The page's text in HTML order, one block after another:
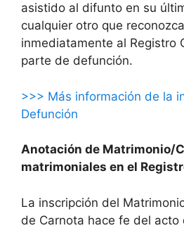
asistido al difunto en su
cualquier otro que
inmediatamente al Registro
parte de defunción.
>>> Más información de la
Defunción
Anotación de Matrimonio/
matrimoniales en el
La inscripción del
de Carnota hace fe del acto